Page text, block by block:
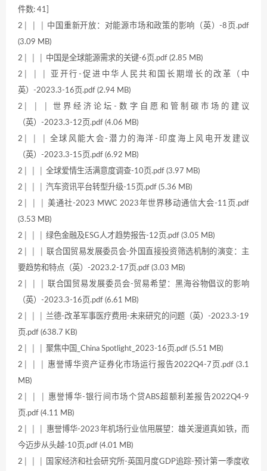
件数: 41]
2│ │ │ 中国重新开放：对能源市场和政策的影响（英）-8页.pdf
(3.09 MB)
2│ │ │ 中国是全球能源需求的关键-6页.pdf (2.85 MB)
2│ │ │ 亚开行-促进中华人民共和国长期增长的改革（中
英）-2023.3-16页.pdf (2.94 MB)
2│ │ │ 世界经济论坛-数字自愿和管制碳市场的建议
（英）-2023.3-12页.pdf (4.06 MB)
2│ │ │ 全球风能大会-潜力的海洋-印度海上风电开发建议
（英）-2023.3-15页.pdf (6.92 MB)
2│ │ │ 全球爱情生活满意度调查-10页.pdf (3.97 MB)
2│ │ │ 汽车资讯平台转型升级-15页.pdf (5.36 MB)
2│ │ │ 美通社-2023 MWC 2023年世界移动通信大会-11页.pdf
(3.53 MB)
2│ │ │ 绿色金融及ESG人才趋势报告-12页.pdf (3.05 MB)
2│ │ │ 联合国贸易发展委员会-外国直接投资筛选机制的演变：主
要趋势和特点（英）-2023.2-17页.pdf (3.03 MB)
2│ │ │ 联合国贸易发展委员会-贸易希望：黑海谷物倡议的影响
（英）-2023.3-16页.pdf (6.61 MB)
2│ │ │ 兰德-改革军事医疗费用-未来研究的问题（英）-2023.3-19
页.pdf (638.7 KB)
2│ │ │ 聚焦中国_China Spotlight_2023-16页.pdf (5.51 MB)
2│ │ │ 惠誉博华资产证券化市场运行报告2022Q4-7页.pdf (3.1
MB)
2│ │ │ 惠誉博华-银行间市场个贷ABS超额利差报告2022Q4-9
页.pdf (4.11 MB)
2│ │ │ 惠誉博华-2023年机场行业信用展望：雄关漫道真如铁，而
今迈步从头越-10页.pdf (4.01 MB)
2│ │ │ 国家经济和社会研究所-英国月度GDP追踪-预计第一季度收